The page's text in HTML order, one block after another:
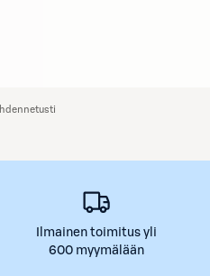
Ilmainen toimitus yli
600 myymälään